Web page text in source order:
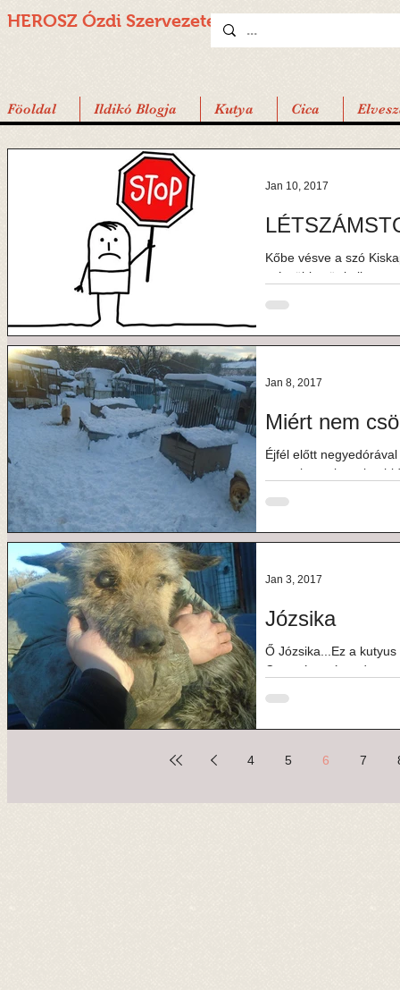
HEROSZ Ózdi Szervezete
Föoldal Ildikó Blogja Kutya Cica
Kőbe vésve a szó
már többször kellett a
Jan 10, 2017
Miért nem
Éjfél előtt
ugyanis, embertelen
Jan 8, 2017
Józsika
Ő Józsika...Ez a
Csonttá soványodva
Jan 3, 2017
4 5 6 7